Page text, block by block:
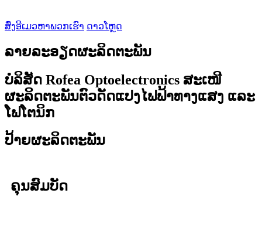
ສົ່ງອີເມວຫາພວກເຮົາ ດາວໂຫຼດ
ລາຍລະອຽດຜະລິດຕະພັນ
ບໍລິສັດ Rofea Optoelectronics ສະເໜີ
ຜະລິດຕະພັນຕົວດັດແປງໄຟຟ້າທາງແສງ ແລະ
ໂຟໂຕນິກ
ປ້າຍຜະລິດຕະພັນ
ຄຸນສົມບັດ